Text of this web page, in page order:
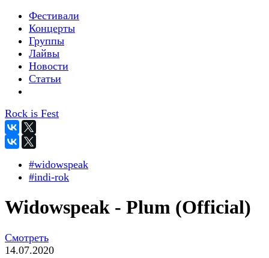
Фестивали
Концерты
Группы
Лайвы
Новости
Статьи
Rock is Fest
#widowspeak
#indi-rok
Widowspeak - Plum (Official)
Смотреть
14.07.2020